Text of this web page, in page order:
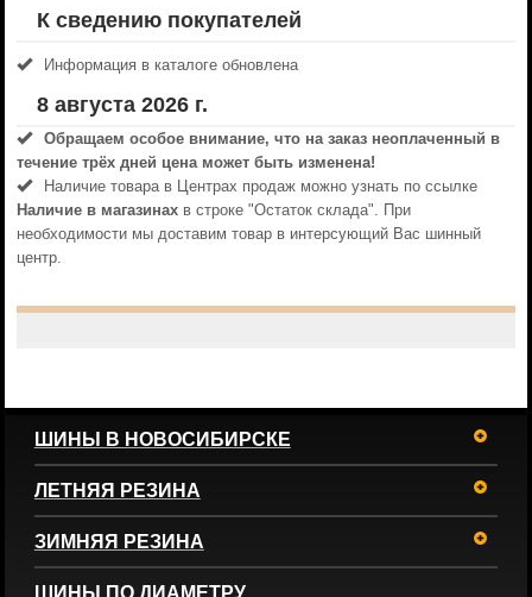
К сведению покупателей
Информация в каталоге обновлена
8 августа 2026 г.
Обращаем особое внимание, что на заказ неоплаченный в
течениe трёх дней цена может быть изменена!
Наличие товара в Центрах продаж можно узнать по ссылке
Наличие в магазинахв строке "Остаток склада". При
необходимости мы доставим товар в интерсующий Вас шинный
центр.
ШИНЫ В НОВОСИБИРСКЕ
ЛЕТНЯЯ РЕЗИНА
ЗИМНЯЯ РЕЗИНА
ШИНЫ ПО ДИАМЕТРУ